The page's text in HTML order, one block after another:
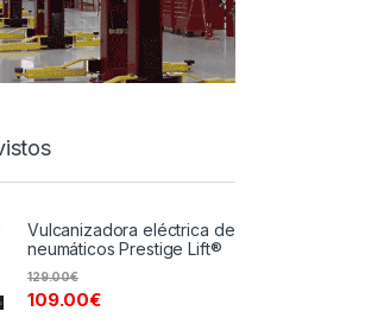
Vulcanizadora eléctrica de
neumáticos Prestige Lift®
109.00€
129.00€